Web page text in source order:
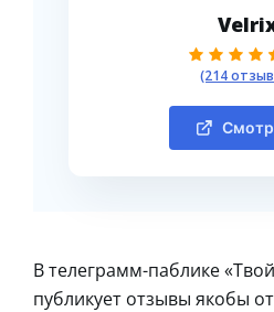
(214
В телеграмм-паблике
публикует отзывы якобы